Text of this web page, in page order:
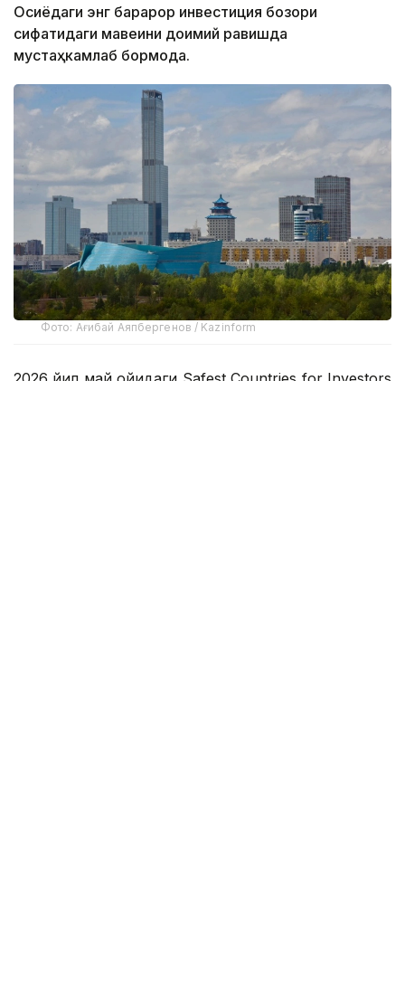
Осиёдаги энг барқарор инвестиция бозори
сифатидаги мавқеини доимий равишда
мустаҳкамлаб бормоқда.
Фото: Ағибай Аяпбергенов / Kazinform
2026 йил май ойидаги Safest Countries for Investors